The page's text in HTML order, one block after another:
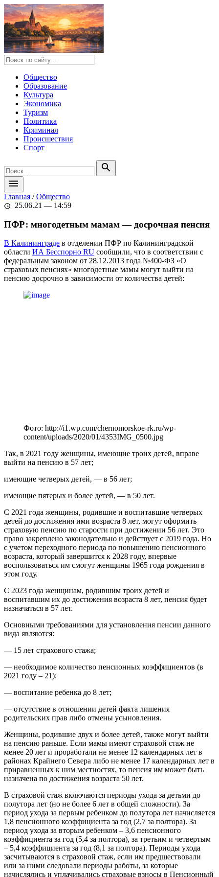
Общество
Образование
Культура
Экономика
Туризм
Политика
Криминал
Происшествия
Спорт
search
menu
Главная /Общество
schedule 25.06.21 — 14:59
ПФР: многодетным мамам — досрочная пенсия
В Калининграде в отделении ПФР по Калининградской
области ИА Бесспорно RU сообщили, что в соответствии с
федеральным законом от 28.12.2013 года №400-ФЗ «О
страховых пенсиях» многодетные мамы могут выйти на
пенсию досрочно в зависимости от количества детей:
Фото: http://i1.wp.com/chernomorskoe-rk.ru/wp-
content/uploads/2020/01/4353IMG_0500.jpg
Так, в 2021 году женщины, имеющие троих детей, вправе
выйти на пенсию в 57 лет;
имеющие четверых детей, — в 56 лет;
имеющие пятерых и более детей, — в 50 лет.
С 2021 года женщины, родившие и воспитавшие четверых
детей до достижения ими возраста 8 лет, могут оформить
страховую пенсию по старости при достижении 56 лет. Это
право закреплено законодательно и действует с 2019 года. Но
с учетом переходного периода по повышению пенсионного
возраста, который завершится к 2028 году, впервые
воспользоваться им смогут женщины 1965 года рождения в
этом году.
С 2023 года женщинам, родившим троих детей и
воспитавшим их до достижения возраста 8 лет, пенсия будет
назначаться в 57 лет.
Основными требованиями для установления пенсии данного
вида являются:
— 15 лет страхового стажа;
— необходимое количество пенсионных коэффициентов (в
2021 году – 21);
— воспитание ребенка до 8 лет;
— отсутствие в отношении детей факта лишения
родительских прав либо отмены усыновления.
Женщины, родившие двух и более детей, также могут выйти
на пенсию раньше. Если мамы имеют страховой стаж не
менее 20 лет и проработали не менее 12 календарных лет в
районах Крайнего Севера либо не менее 17 календарных лет в
приравненных к ним местностях, то пенсия им может быть
назначена по достижения возраста 50 лет.
В страховой стаж включаются периоды ухода за детьми до
полутора лет (но не более 6 лет в общей сложности). За
период ухода за первым ребенком до полутора лет начисляется
1,8 пенсионного коэффициента за год (2,7 за полтора). За
период ухода за вторым ребенком – 3,6 пенсионного
коэффициента за год (5,4 за полтора), за третьим и четвертым
– 5,4 коэффициента за год (8,1 за полтора). Периоды ухода
засчитываются в страховой стаж, если им предшествовали
или за ними следовали периоды работы, за которые
начислялись и уплачивались страховые взносы в Пенсионный